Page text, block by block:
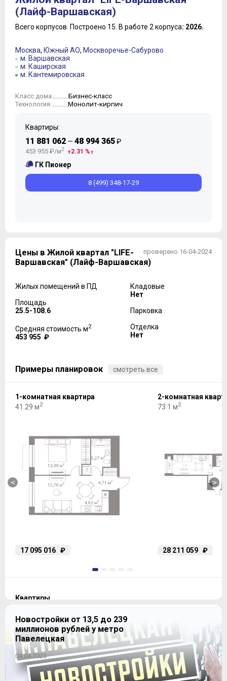
(Лайф-Варшавская)
Всего корпусов. Построено 15. В работе 2 корпуса: 2026.
Москва, Южный АО, Москворечье-Сабурово
м. Варшавская
м. Каширская
м. Кантемировская
Класс дома: Бизнес-класс
Технология: Монолит-кирпич
Квартиры:
11 881 062 — 48 994 365₽
453 955 ₽/м2 2.31 %
ГК Пионер
8 (499) 348-17-29
проверено 16-04-2024
Цены в Жилой квартал "LIFE-
Варшавская" (Лайф-Варшавская)
Жилых помещений в ПД
Площадь
25.5-108.6
Средняя стоимость м2
453 955 ₽
Кладовые
Нет
Парковка
Отделка
Нет
Примеры планировок смотреть все
<
1-комнатная квартира
41.29 м2
17 095 016 ₽
2-комнатная
73.1 м2
28 211 059 ₽
>
1
Квартиры
Студия
27 предложений 25,5-36.83 м2
Новостройки от 13,5 до 239
миллионов рублей у метро
Павелецкая
04.04.2023